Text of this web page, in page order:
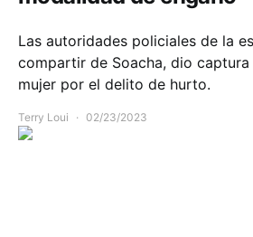
Las autoridades policiales de la
compartir de Soacha, dio captura
mujer por el delito de hurto.
Terry Loui 02/23/2023